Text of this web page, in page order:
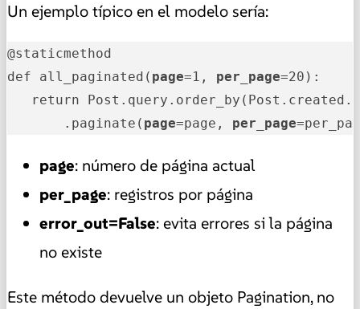
Un ejemplo típico en el modelo sería:
@staticmethod
def all_paginated( page=1, per_page=20):
return
       .paginate(
page=page, per_page
page: número de página actual
per_page: registros por página
error_out=False: evita errores si la página
no existe
Este método devuelve un objeto Pagination, no